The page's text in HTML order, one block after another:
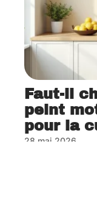
Faut-il
peint
pour la
28 mai 2026